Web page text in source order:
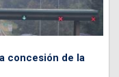
concesión de la